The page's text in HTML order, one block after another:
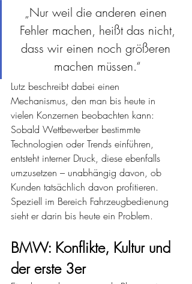
„Nur weil die anderen einen
Fehler machen, heißt das nicht,
dass wir einen noch größeren
machen müssen.“
Lutz beschreibt dabei einen
Mechanismus, den man bis heute in
vielen Konzernen beobachten kann:
Sobald Wettbewerber bestimmte
Technologien oder Trends einführen,
entsteht interner Druck, diese ebenfalls
umzusetzen – unabhängig davon, ob
Kunden tatsächlich davon profitieren.
Speziell im Bereich Fahrzeugbedienung
sieht er darin bis heute ein Problem.
BMW: Konflikte, Kultur und
der erste 3er